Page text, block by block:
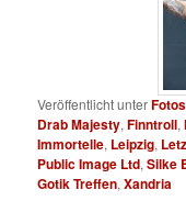
Veröffentlicht unter
Drab Majesty,Finntroll,
Immortelle, Leipzig,
Public Image Ltd,Silke
Gotik Treffen,Xandria